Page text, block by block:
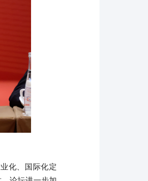
化、国际化定